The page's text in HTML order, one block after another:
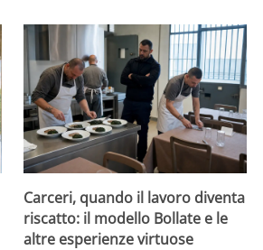
Carceri, quando il lavoro diventa
riscatto: il modello Bollate e le
altre esperienze virtuose